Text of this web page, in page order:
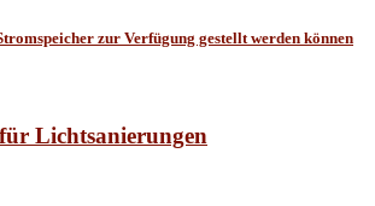
zur Verfügung gestellt werden können
Lichtsanierungen